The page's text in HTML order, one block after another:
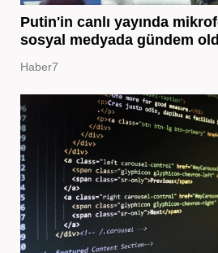
Putin'in canlı yayında
sosyal medyada gündem
Haber7